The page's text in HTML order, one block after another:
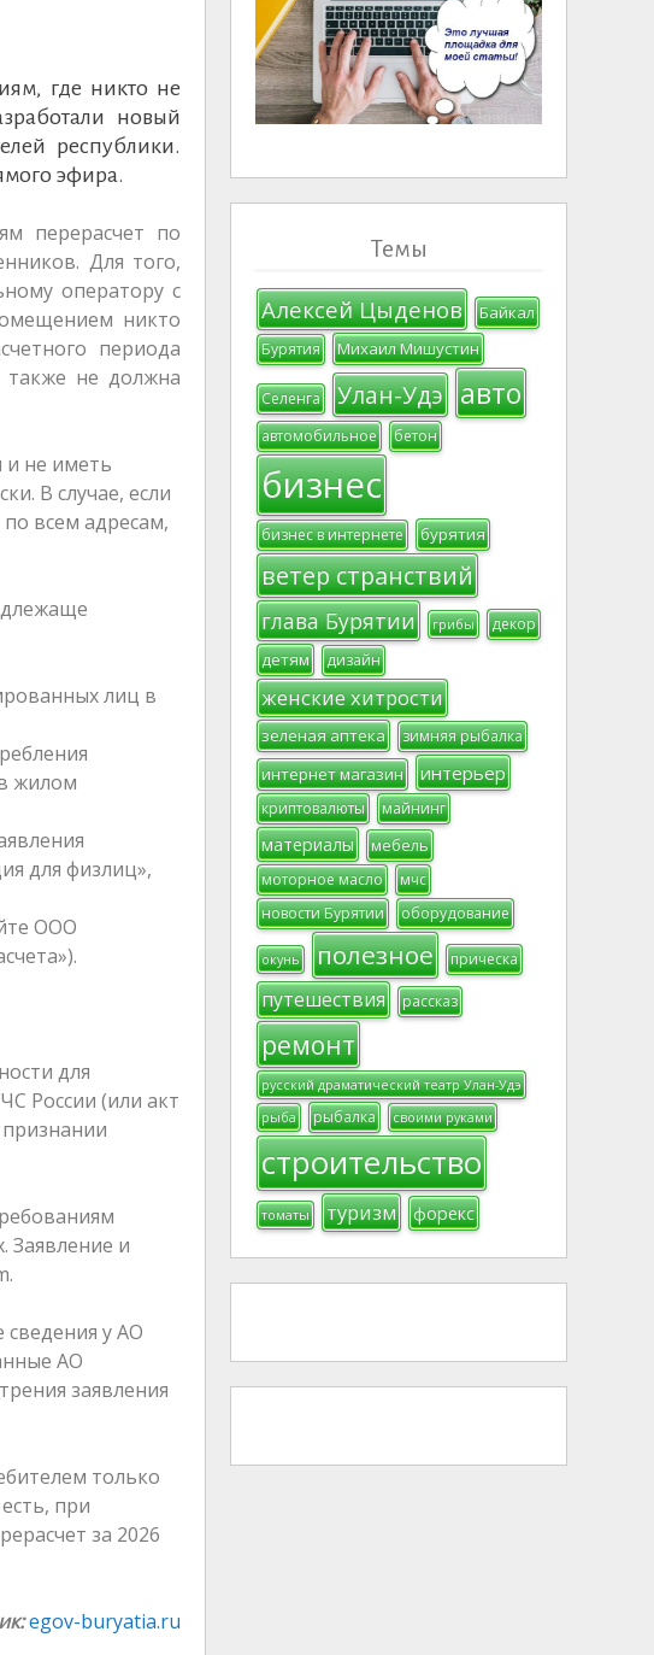
где никто не
новый
республики.
эфира.
перерасчет по
Для того,
оператору с
никто
периода
не должна
и не иметь
В случае, если
всем адресам,
лиц в
жилом
для физлиц»,
ООО
для
России (или акт
Заявление и
у АО
АО
заявления
только
при
за 2026
egov-buryatia.ru
Темы
Алексей Цыденов Байкал
Бурятия Михаил Мишустин
Селенга Улан-Удэ авто
автомобильное бетон
бизнес
бизнес в интернете бурятия
ветер странствий
глава Бурятии грибы декор
детям дизайн
женские хитрости
зеленая аптека зимняя рыбалка
интернет магазин интерьер
криптовалюты майнинг
материалы мебель
моторное масло
мчс
новости Бурятии
оборудование
окунь полезное прическа
путешествия рассказ
ремонт
русский драматический театр Улан-Удэ
рыба
рыбалка своими руками
строительство
томаты туризм форекс